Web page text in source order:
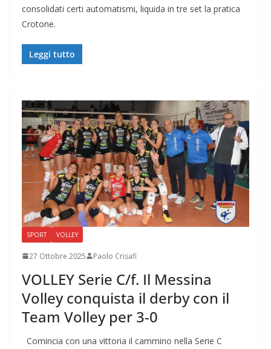
consolidati certi automatismi, liquida in tre set la pratica
Crotone.
Leggi tutto
SPORT VOLLEY
27 Ottobre 2025 Paolo Crisafi
VOLLEY Serie C/f. Il Messina
Volley conquista il derby con il
Team Volley per 3-0
Comincia con una vittoria il cammino nella Serie C